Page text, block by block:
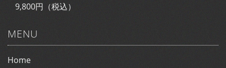
9,800円（税込）
MENU
Home